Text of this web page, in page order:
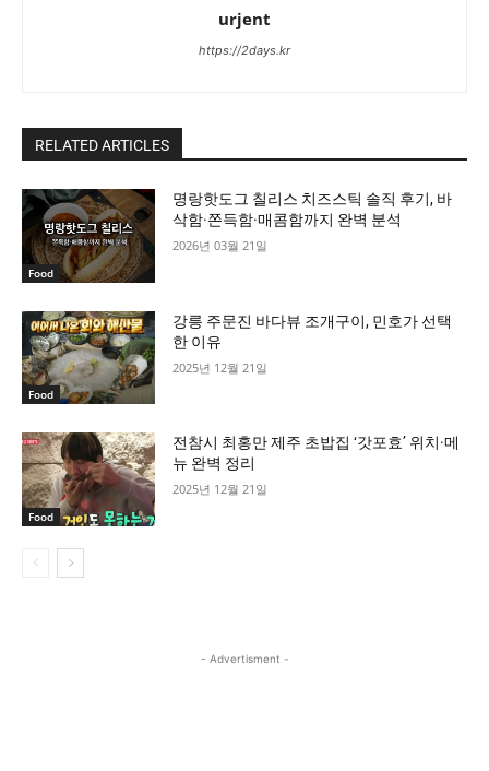
urjent
https://2days.kr
RELATED ARTICLES
Food
명랑핫도그 칠리스 치즈스틱 솔직 후기, 바
삭함·쫀득함·매콤함까지 완벽 분석
2026년 03월 21일
Food
강릉 주문진 바다뷰 조개구이, 민호가 선택
한 이유
2025년 12월 21일
Food
전참시 최홍만 제주 초밥집 ‘갓포효’ 위치·메
뉴 완벽 정리
2025년 12월 21일
- Advertisment -